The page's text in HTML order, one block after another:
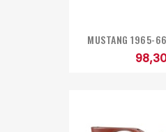
MUSTANG 1965-